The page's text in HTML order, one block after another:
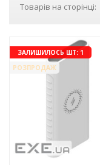
Товарів на сторінці:
ЗАЛИШИЛОСЬ ШТ: 1
РОЗПРОДАЖ